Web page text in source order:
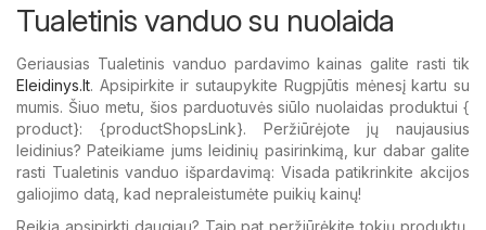
Tualetinis vanduo su nuolaida
Geriausias Tualetinis vanduo pardavimo kainas galite rasti tik
Eleidinys.lt. Apsipirkite ir sutaupykite Rugpjūtis mėnesį kartu su
mumis. Šiuo metu, šios parduotuvės siūlo nuolaidas produktui {​
product}: {​productShopsLink}. Peržiūrėjote jų naujausius
leidinius? Pateikiame jums leidinių pasirinkimą, kur dabar galite
rasti Tualetinis vanduo išpardavimą: Visada patikrinkite akcijos
galiojimo datą, kad nepraleistumėte puikių kainų!
Reikia apsipirkti daugiau? Taip pat peržiūrėkite tokių produktų,